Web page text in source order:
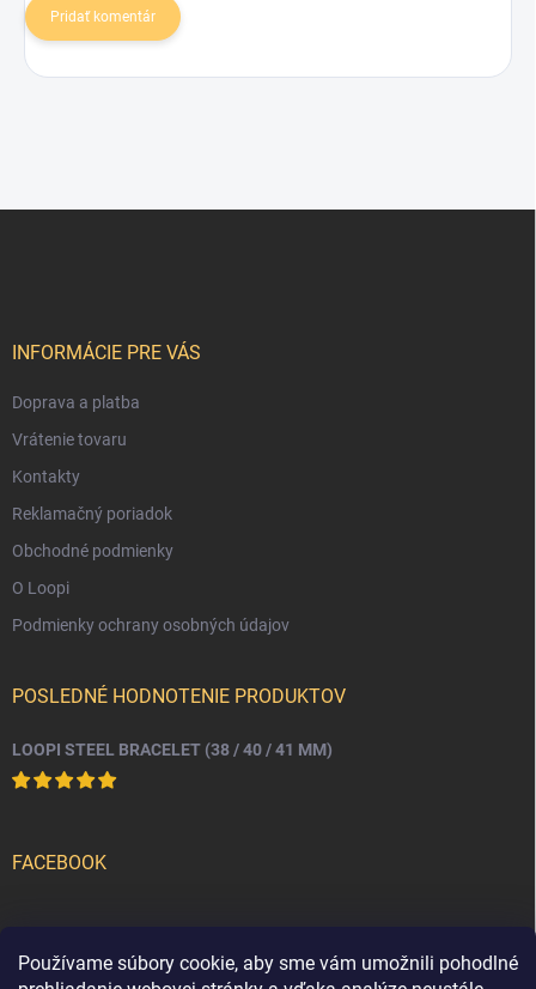
Používame súbory cookie, aby sme vám umožnili pohodlné
Pridať komentár
INFORMÁCIE PRE VÁS
Doprava a platba
Vrátenie tovaru
Kontakty
Reklamačný poriadok
Obchodné podmienky
O Loopi
Podmienky ochrany osobných údajov
POSLEDNÉ HODNOTENIE PRODUKTOV
LOOPI STEEL BRACELET (38 / 40 / 41 MM)
FACEBOOK
PRIJÍMAME ONLINE PLATBY